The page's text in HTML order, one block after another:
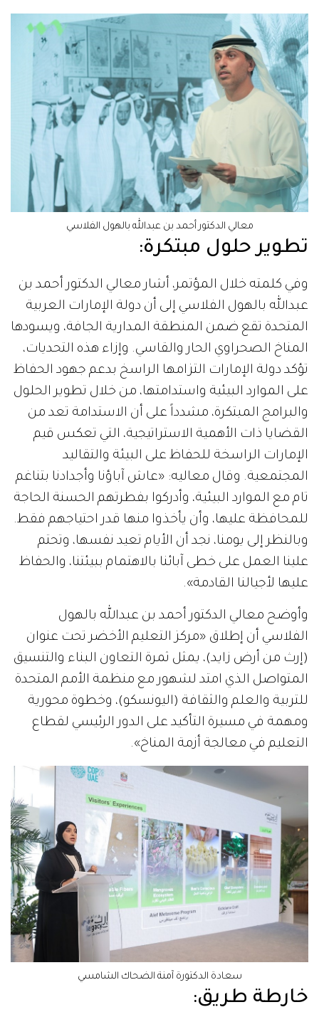
معالي الدكتور أحمد بن عبدالله بالهول الفلاسي
تطوير حلول مبتكرة:
وفي كلمته خلال المؤتمر، أشار معالي الدكتور أحمد بن
عبدالله بالهول الفلاسي إلى أن دولة الإمارات العربية
المتحدة تقع ضمن المنطقة المدارية الجافة، ويسودها
المناخ الصحراوي الحار والقاسي. وإزاء هذه التحديات،
تؤكد دولة الإمارات التزامها الراسخ بدعم جهود الحفاظ
على الموارد البيئية واستدامتها، من خلال تطوير الحلول
والبرامج المبتكرة، مشدداً على أن الاستدامة تعد من
القضايا ذات الأهمية الاستراتيجية، التي تعكس قيم
الإمارات الراسخة للحفاظ على البيئة والتقاليد
المجتمعية. وقال معاليه: «عاش آباؤنا وأجدادنا بتناغم
تام مع الموارد البيئية، وأدركوا بفطرتهم الحسنة الحاجة
للمحافظة عليها، وأن يأخذوا منها قدر احتياجهم فقط.
وبالنظر إلى يومنا، نجد أن الأيام تعيد نفسها، وتحتم
علينا العمل على خطى آبائنا بالاهتمام ببيئتنا، والحفاظ
عليها لأجيالنا القادمة».
وأوضح معالي الدكتور أحمد بن عبدالله بالهول
الفلاسي أن إطلاق «مركز التعليم الأخضر تحت عنوان
(إرث من أرض زايد)، يمثل ثمرة التعاون البناء والتنسيق
المتواصل الذي امتد لشهور مع منظمة الأمم المتحدة
للتربية والعلم والثقافة (اليونسكو)، وخطوة محورية
ومهمة في مسيرة التأكيد على الدور الرئيسي لقطاع
التعليم في معالجة أزمة المناخ».
سعادة الدكتورة آمنة الضحاك الشامسي
خارطة طريق: